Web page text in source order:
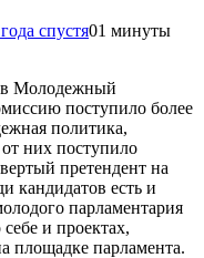
спустя01 минуты
в Молодежный
поступило более
политика,
них поступило
претендент на
кандидатов есть и
парламентария
и проектах,
площадке парламента.